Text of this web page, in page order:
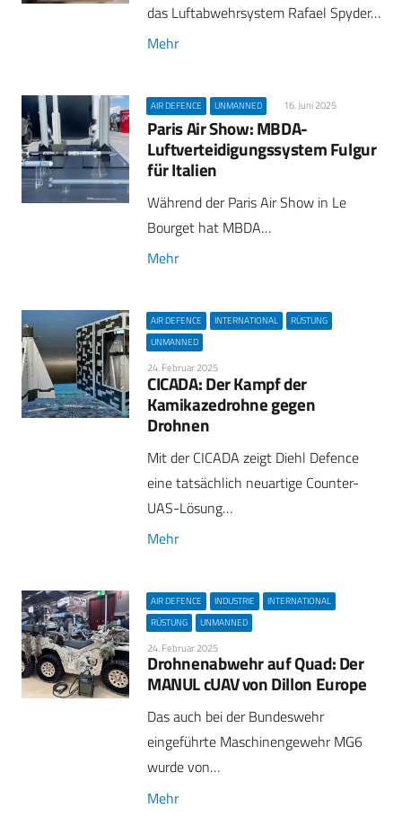
das Luftabwehrsystem Rafael Spyder…
Mehr
AIR DEFENCE UNMANNED 16. Juni 2025
Paris Air Show: MBDA-
Luftverteidigungssystem Fulgur
für Italien
Während der Paris Air Show in Le
Bourget hat MBDA…
Mehr
AIR DEFENCE INTERNATIONAL
RÜSTUNG
UNMANNED
24. Februar 2025
CICADA: Der Kampf der
Kamikazedrohne gegen
Drohnen
Mit der CICADA zeigt Diehl Defence
eine tatsächlich neuartige Counter-
UAS-Lösung…
Mehr
AIR DEFENCE INDUSTRIE
INTERNATIONAL
RÜSTUNG
UNMANNED
24. Februar 2025
Drohnenabwehr auf Quad: Der
MANUL cUAV von Dillon Europe
Das auch bei der Bundeswehr
eingeführte Maschinengewehr MG6
wurde von…
Mehr